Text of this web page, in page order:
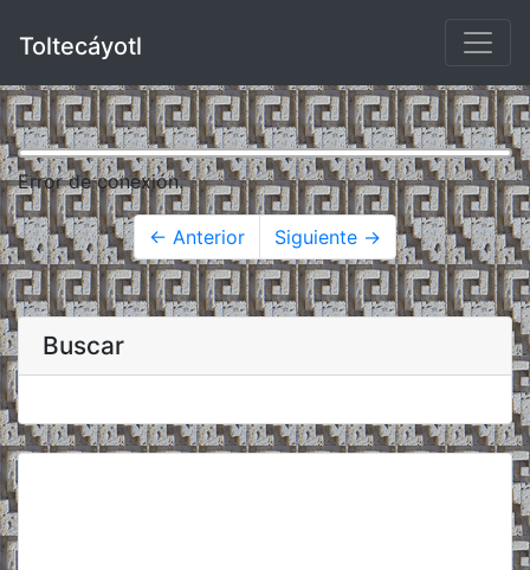
Toltecáyotl
Error de conexión.
← Anterior Siguiente →
Buscar